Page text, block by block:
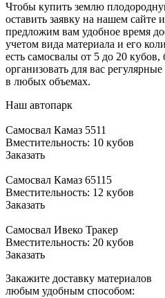
Чтобы купить землю
оставить заявку на нашем
предложим вам удобное время
учетом вида материала и его
есть самосвалы от 5 до 20
организовать для вас
в любых объемах.
Наш автопарк
Самосвал Камаз 5511
Вместительность: 10 кубов
Заказать
Самосвал Камаз 65115
Вместительность: 12 кубов
Заказать
Самосвал Ивеко Тракер
Вместительность: 20 кубов
Заказать
Закажите доставку материалов
любым удобным способом: